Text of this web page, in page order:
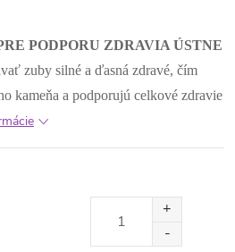
PODPORU ZDRAVIA ÚSTNE
zuby silné a ďasná zdravé, čím
kameňa a podporujú celkové zdravie